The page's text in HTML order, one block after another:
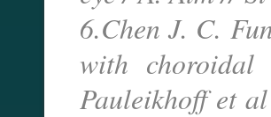
6.Chen J. C.
with
Pauleikhoff et